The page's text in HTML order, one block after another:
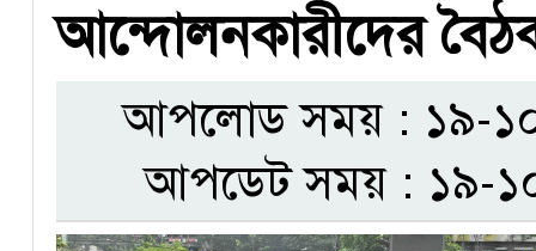
আন্দোলনকারীদের
আপলোড সময় : ১৯-
আপডেট সময় : ১৯-